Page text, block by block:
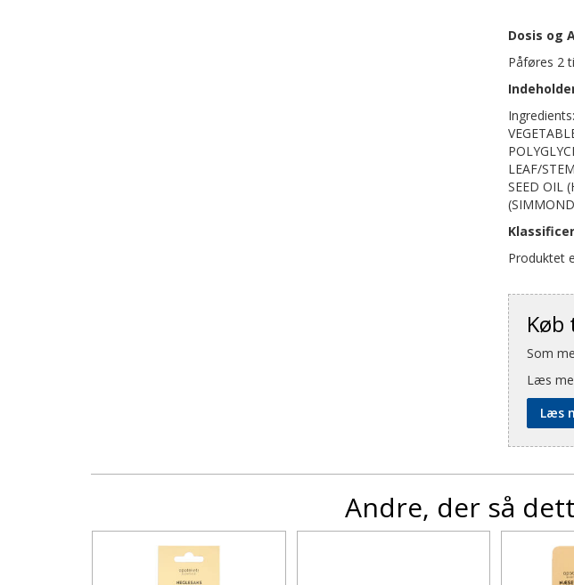
Dosis og
Påføres 2
LEAF/
SEED OIL
Produktet
Som
Læs
Læs
Andre, der så